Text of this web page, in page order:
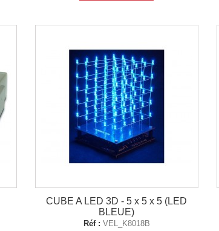
CUBE A LED 3D - 5 x 5 x 5 (LED
BLEUE)
Réf : VEL_K8018B